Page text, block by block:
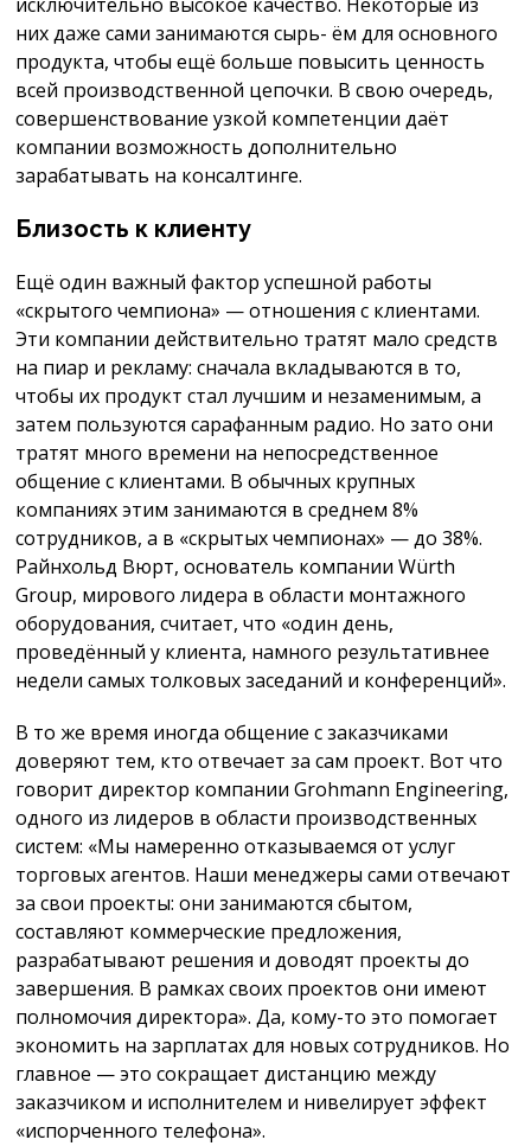
них даже сами занимаются сырь- ём для основного
продукта, чтобы ещё больше повысить ценность
всей производственной цепочки. В свою очередь,
совершенствование узкой компетенции даёт
компании возможность дополнительно
зарабатывать на консалтинге.
Близость к клиенту
Ещё один важный фактор успешной работы
«скрытого чемпиона» — отношения с клиентами.
Эти компании действительно тратят мало средств
на пиар и рекламу: сначала вкладываются в то,
чтобы их продукт стал лучшим и незаменимым, а
затем пользуются сарафанным радио. Но зато они
тратят много времени на непосредственное
общение с клиентами. В обычных крупных
компаниях этим занимаются в среднем 8%
сотрудников, а в «скрытых чемпионах» — до 38%.
Райнхольд Вюрт, основатель компании Würth
Group, мирового лидера в области монтажного
оборудования, считает, что «один день,
проведённый у клиента, намного результативнее
недели самых толковых заседаний и конференций».
В то же время иногда общение с заказчиками
доверяют тем, кто отвечает за сам проект. Вот что
говорит директор компании Grohmann Engineering,
одного из лидеров в области производственных
систем: «Мы намеренно отказываемся от услуг
торговых агентов. Наши менеджеры сами отвечают
за свои проекты: они занимаются сбытом,
составляют коммерческие предложения,
разрабатывают решения и доводят проекты до
завершения. В рамках своих проектов они имеют
полномочия директора». Да, кому-то это помогает
экономить на зарплатах для новых сотрудников. Но
главное — это сокращает дистанцию между
заказчиком и исполнителем и нивелирует эффект
«испорченного телефона».